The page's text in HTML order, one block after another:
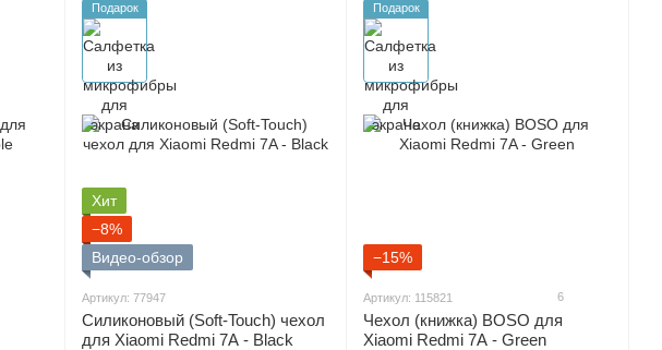
Подарок
Хит
−8%
Видео-обзор
Артикул: 77947
Силиконовый (Soft-Touch) чехол
для Xiaomi Redmi 7A - Black
Подарок
−15%
Артикул: 115821 6
Чехол (книжка) BOSO для
Xiaomi Redmi 7A - Green